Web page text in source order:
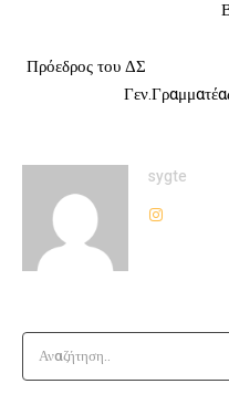
Πρόεδρος
Γεν.Γραμματέας
sygte
Αναζήτηση..